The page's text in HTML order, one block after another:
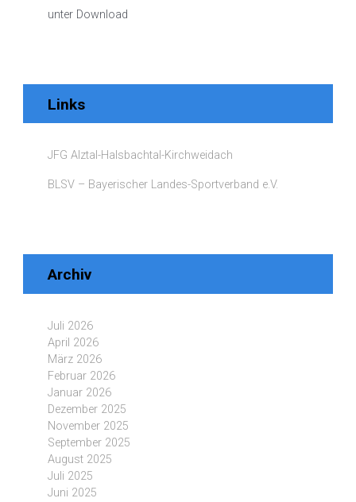
unter Download
Links
JFG Alztal-Halsbachtal-Kirchweidach
BLSV – Bayerischer Landes-Sportverband e.V.
Archiv
Juli 2026
April 2026
März 2026
Februar 2026
Januar 2026
Dezember 2025
November 2025
September 2025
August 2025
Juli 2025
Juni 2025